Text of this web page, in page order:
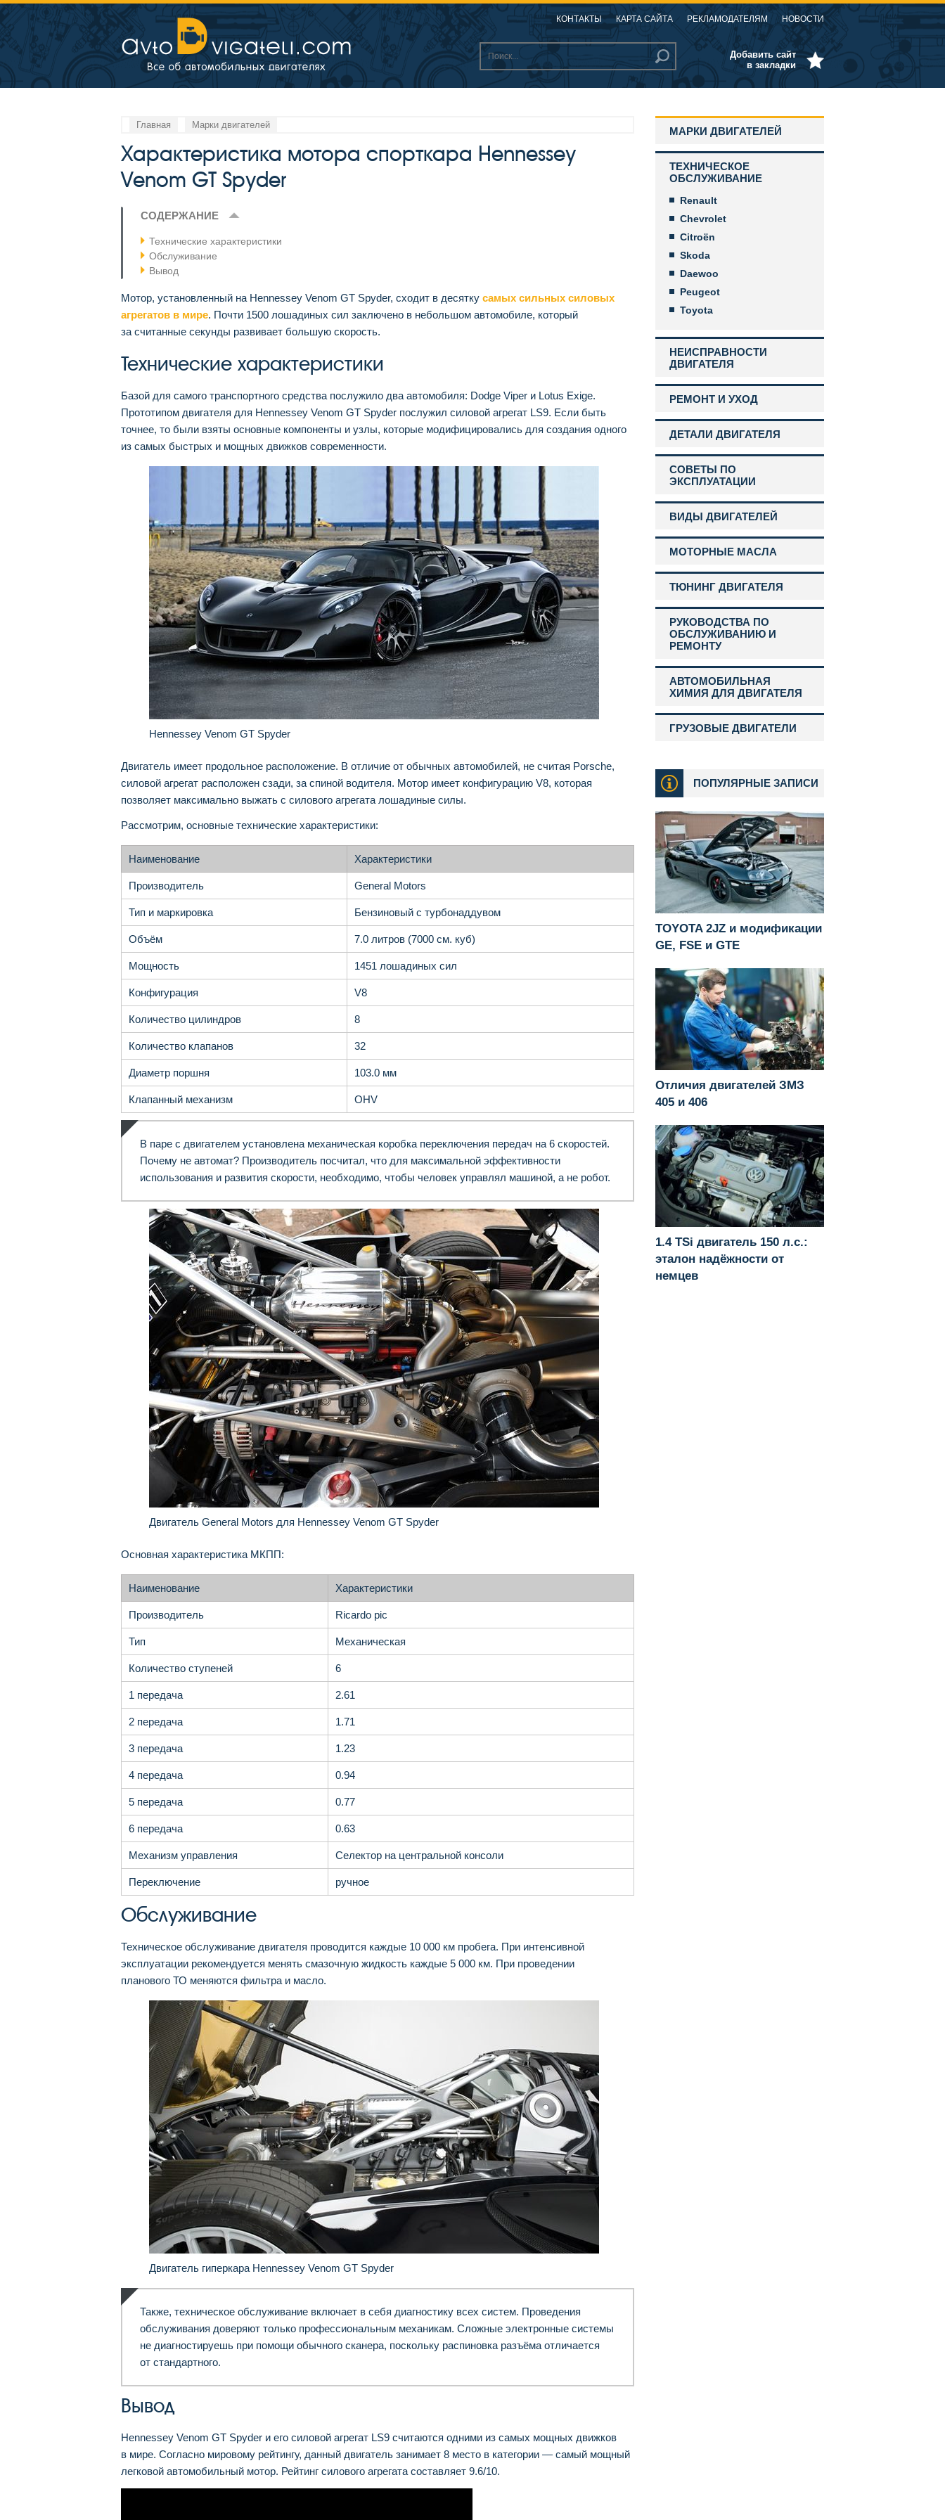
Добавить сайт
в закладки
КОНТАКТЫ КАРТА САЙТА РЕКЛАМОДАТЕЛЯМ НОВОСТИ
Главная Марки двигателей
Характеристика мотора спорткара Hennessey
Venom GT Spyder
СОДЕРЖАНИЕ
Технические характеристики
Обслуживание
Вывод
Мотор, установленный на Hennessey Venom GT Spyder, сходит в десятку самых сильных силовых
агрегатов в мире. Почти 1500 лошадиных сил заключено в небольшом автомобиле, который
за считанные секунды развивает большую скорость.
Технические характеристики
Базой для самого транспортного средства послужило два автомобиля: Dodge Viper и Lotus Exige.
Прототипом двигателя для Hennessey Venom GT Spyder послужил силовой агрегат LS9. Если быть
точнее, то были взяты основные компоненты и узлы, которые модифицировались для создания одного
из самых быстрых и мощных движков современности.
Hennessey Venom GT Spyder
Двигатель имеет продольное расположение. В отличие от обычных автомобилей, не считая Porsche,
силовой агрегат расположен сзади, за спиной водителя. Мотор имеет конфигурацию V8, которая
позволяет максимально выжать с силового агрегата лошадиные силы.
Рассмотрим, основные технические характеристики:
Наименование Характеристики
Производитель General Motors
Тип и маркировка Бензиновый с турбонаддувом
Объём 7.0 литров (7000 см. куб)
Мощность 1451 лошадиных сил
Конфигурация V8
Количество цилиндров 8
Количество клапанов 32
Диаметр поршня 103.0 мм
Клапанный механизм OHV
В паре с двигателем установлена механическая коробка переключения передач на 6 скоростей.
Почему не автомат? Производитель посчитал, что для максимальной эффективности
использования и развития скорости, необходимо, чтобы человек управлял машиной, а не робот.
Двигатель General Motors для Hennessey Venom GT Spyder
Основная характеристика МКПП:
Наименование Характеристики
Производитель Ricardo pic
Тип Механическая
Количество ступеней 6
1 передача 2.61
2 передача 1.71
3 передача 1.23
4 передача 0.94
5 передача 0.77
6 передача 0.63
Механизм управления Селектор на центральной консоли
Переключение ручное
Обслуживание
Техническое обслуживание двигателя проводится каждые 10 000 км пробега. При интенсивной
эксплуатации рекомендуется менять смазочную жидкость каждые 5 000 км. При проведении
планового ТО меняются фильтра и масло.
Двигатель гиперкара Hennessey Venom GT Spyder
Также, техническое обслуживание включает в себя диагностику всех систем. Проведения
обслуживания доверяют только профессиональным механикам. Сложные электронные системы
не диагностируешь при помощи обычного сканера, поскольку распиновка разъёма отличается
от стандартного.
Вывод
Hennessey Venom GT Spyder и его силовой агрегат LS9 считаются одними из самых мощных движков
в мире. Согласно мировому рейтингу, данный двигатель занимает 8 место в категории — самый мощный
легковой автомобильный мотор. Рейтинг силового агрегата составляет 9.6/10.
МАРКИ ДВИГАТЕЛЕЙ
ТЕХНИЧЕСКОЕ
ОБСЛУЖИВАНИЕ
Renault
Chevrolet
Citroën
Skoda
Daewoo
Peugeot
Toyota
НЕИСПРАВНОСТИ
ДВИГАТЕЛЯ
РЕМОНТ И УХОД
ДЕТАЛИ ДВИГАТЕЛЯ
СОВЕТЫ ПО
ЭКСПЛУАТАЦИИ
ВИДЫ ДВИГАТЕЛЕЙ
МОТОРНЫЕ МАСЛА
ТЮНИНГ ДВИГАТЕЛЯ
РУКОВОДСТВА ПО
ОБСЛУЖИВАНИЮ И
РЕМОНТУ
АВТОМОБИЛЬНАЯ
ХИМИЯ ДЛЯ ДВИГАТЕЛЯ
ГРУЗОВЫЕ ДВИГАТЕЛИ
ПОПУЛЯРНЫЕ ЗАПИСИ
TOYOTA 2JZ и модификации
GE, FSE и GTE
Отличия двигателей ЗМЗ
405 и 406
1.4 TSi двигатель 150 л.с.:
эталон надёжности от
немцев